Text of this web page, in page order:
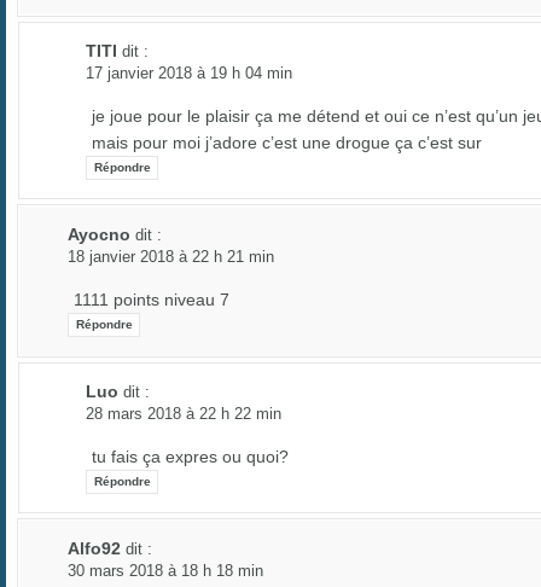
TITI dit :
17 janvier 2018 à 19 h 04 min
je joue pour le plaisir ça me détend et oui ce n’est qu’un
mais pour moi j’adore c’est une drogue ça c’est sur
Répondre
Ayocno dit :
18 janvier 2018 à 22 h 21 min
1111 points niveau 7
Répondre
Luo dit :
28 mars 2018 à 22 h 22 min
tu fais ça expres ou quoi?
Répondre
Alfo92 dit :
30 mars 2018 à 18 h 18 min